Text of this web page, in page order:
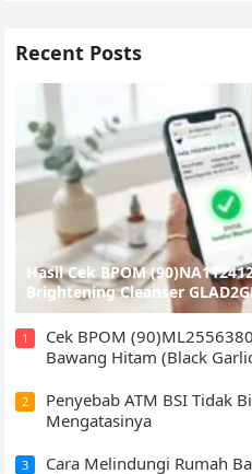
Recent Posts
Hasil Cek BPOM
Brightening Cleanser
1
Cek BPOM
Bawang Hitam (Black
2
Penyebab ATM BSI Tidak
Mengatasinya
3
Cara Melindungi Rumah